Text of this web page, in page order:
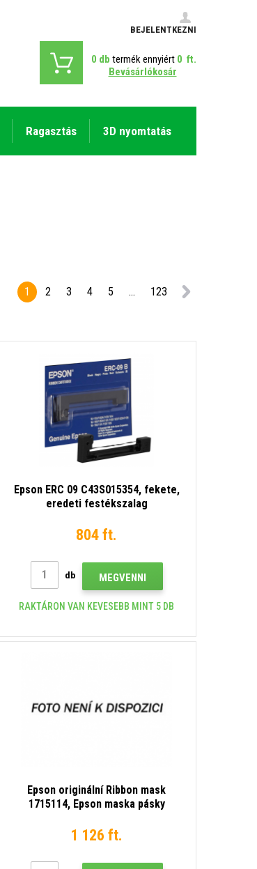
BEJELENTKEZNI
0 db termék ennyiért 0 ft.
Bevásárlókosár
Ragasztás 3D nyomtatás
1
2 3 4 5 ... 123
Epson ERC 09 C43S015354, fekete,
eredeti festékszalag
804 ft.
db MEGVENNI
RAKTÁRON VAN KEVESEBB MINT 5 DB
Epson originální Ribbon mask
1715114, Epson maska pásky
1 126 ft.